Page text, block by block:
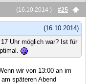
(16.10.2014 )
#25
(16.10.2014)
Uhr möglich war? Ist für
wir von 13:00 an im
späteren Abend